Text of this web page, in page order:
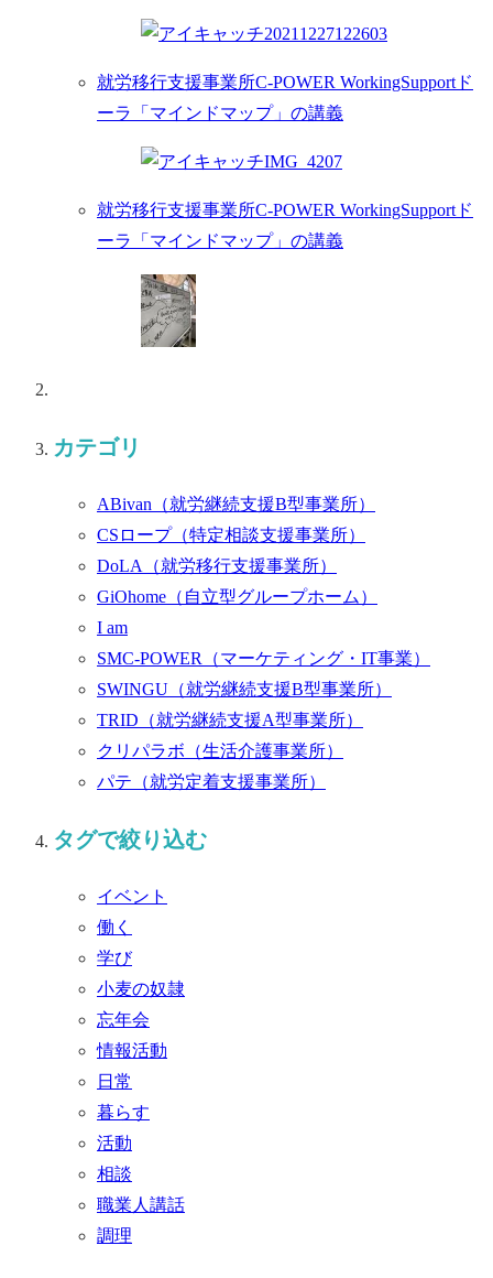
就労移行支援事業所C-POWER WorkingSupportド
ーラ「マインドマップ」の講義
就労移行支援事業所C-POWER WorkingSupportド
ーラ「マインドマップ」の講義
カテゴリ
ABivan （就労継続支援B型事業所）
CSロープ （特定相談支援事業所）
DoLA （就労移行支援事業所）
GiOhome （自立型グループホーム）
I am
SMC-POWER （マーケティング・IT事業）
SWINGU （就労継続支援B型事業所）
TRID （就労継続支援A型事業所）
クリパラボ （生活介護事業所）
パテ （就労定着支援事業所）
タグで絞り込む
イベント
働く
学び
小麦の奴隷
忘年会
情報活動
日常
暮らす
活動
相談
職業人講話
調理